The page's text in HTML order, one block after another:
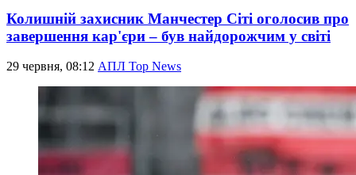
Колишній захисник Манчестер Сіті оголосив про
завершення кар'єри – був найдорожчим у світі
29 червня, 08:12 АПЛ Top News